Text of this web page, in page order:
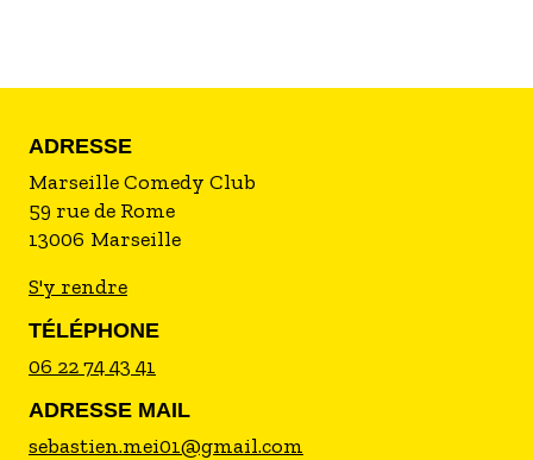
lancement du match pour garantir le bon
ADRESSE
Marseille Comedy Club
59 rue de Rome
13006 Marseille
S'y rendre
TÉLÉPHONE
06 22 74 43 41
ADRESSE MAIL
sebastien.mei01@gmail.com